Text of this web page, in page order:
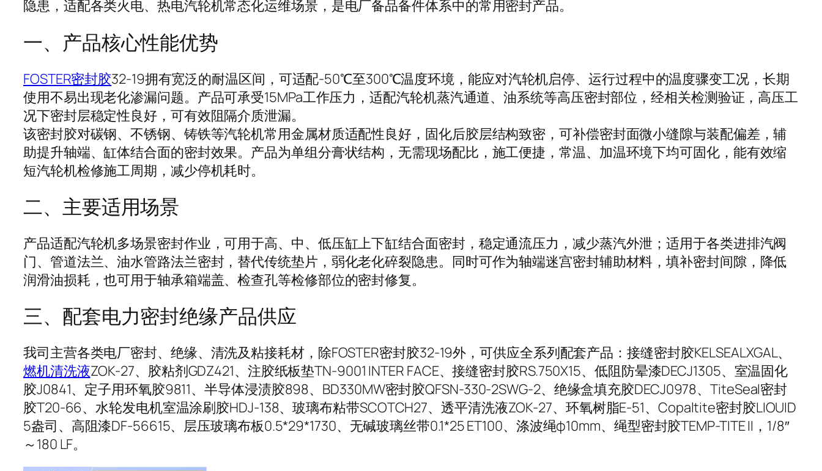
隐患，适配各类火电、热电汽轮机常态化运维场景，是电厂备品备件体系中的常用密封产品。
一、产品核心性能优势
FOSTER密封胶32-19拥有宽泛的耐温区间，可适配-50℃至300℃温度环境，能应对汽轮机启停、运行过程中的温度骤变工况，长期
使用不易出现老化渗漏问题。产品可承受15MPa工作压力，适配汽轮机蒸汽通道、油系统等高压密封部位，经相关检测验证，高压工
况下密封层稳定性良好，可有效阻隔介质泄漏。
该密封胶对碳钢、不锈钢、铸铁等汽轮机常用金属材质适配性良好，固化后胶层结构致密，可补偿密封面微小缝隙与装配偏差，辅
助提升轴端、缸体结合面的密封效果。产品为单组分膏状结构，无需现场配比，施工便捷，常温、加温环境下均可固化，能有效缩
短汽轮机检修施工周期，减少停机耗时。
二、主要适用场景
产品适配汽轮机多场景密封作业，可用于高、中、低压缸上下缸结合面密封，稳定通流压力，减少蒸汽外泄；适用于各类进排汽阀
门、管道法兰、油水管路法兰密封，替代传统垫片，弱化老化碎裂隐患。同时可作为轴端迷宫密封辅助材料，填补密封间隙，降低
润滑油损耗，也可用于轴承箱端盖、检查孔等检修部位的密封修复。
三、配套电力密封绝缘产品供应
我司主营各类电厂密封、绝缘、清洗及粘接耗材，除FOSTER密封胶32-19外，可供应全系列配套产品：接缝密封胶KELSEALXGAL、
燃机清洗液ZOK-27、胶粘剂GDZ421、注胶纸板垫TN-9001 INTER FACE、接缝密封胶RS.750X15、低阻防晕漆DECJ1305、室温固化
胶J0841、定子用环氧胶9811、半导体浸渍胶898、BD330MW密封胶QFSN-330-2SWG-2、绝缘盒填充胶DECJ0978、TiteSeal密封
胶T20-66、水轮发电机室温涂刷胶HDJ-138、玻璃布粘带SCOTCH27、透平清洗液ZOK-27、环氧树脂E-51、Copaltite密封胶LIOUID
5盎司、高阻漆DF-56615、层压玻璃布板0.5*29*1730、无碱玻璃丝带0.1*25 ET100、涤波绳φ10mm、绳型密封胶TEMP-TITE II，1/8″
～180 LF。